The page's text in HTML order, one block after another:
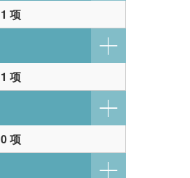
1 项
1 项
0 项